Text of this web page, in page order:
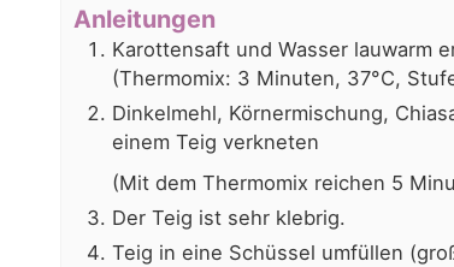
Anleitungen
Karottensaft und Wasser lauwarm
(Thermomix: 3 Minuten, 37°C,
Dinkelmehl, Körnermischung,
einem Teig verkneten
(Mit dem Thermomix reichen 5
Der Teig ist sehr klebrig.
Teig in eine Schüssel umfüllen